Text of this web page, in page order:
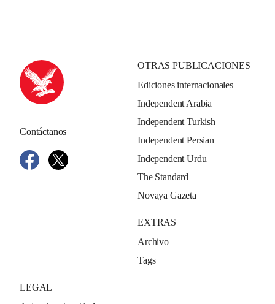
Contáctanos
OTRAS PUBLICACIONES
Ediciones internacionales
Independent Arabia
Independent Turkish
Independent Persian
Independent Urdu
The Standard
Novaya Gazeta
EXTRAS
Archivo
Tags
LEGAL